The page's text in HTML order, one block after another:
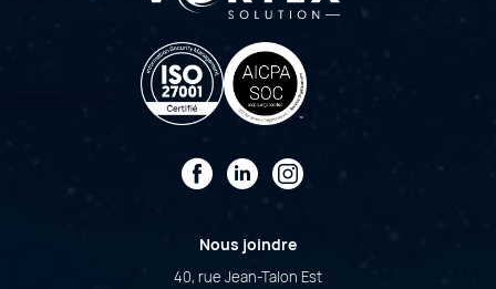
FacebookLinkedIn
Instagram
Nous joindre
40, rue Jean-Talon Est